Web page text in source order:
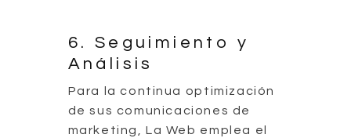
6. Seguimiento y
Análisis
Para la continua optimización
de sus comunicaciones de
marketing, La Web emplea el